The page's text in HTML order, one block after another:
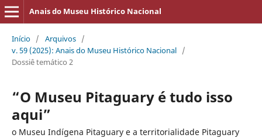
Anais do Museu Histórico Nacional
Início / Arquivos /
v. 59 (2025): Anais do Museu Histórico Nacional /
Dossiê temático 2
“O Museu Pitaguary é tudo isso
aqui”
o Museu Indígena Pitaguary e a territorialidade Pitaguary